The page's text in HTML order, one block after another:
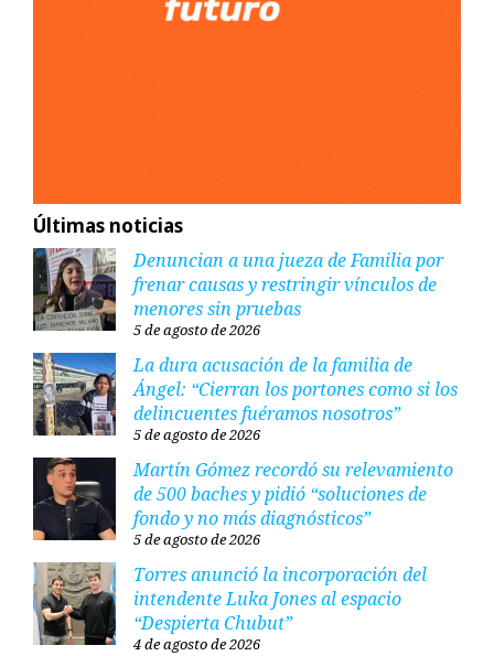
Últimas noticias
Denuncian a una jueza de Familia por
frenar causas y restringir vínculos de
menores sin pruebas
5 de agosto de 2026
La dura acusación de la familia de
Ángel: “Cierran los portones como si los
delincuentes fuéramos nosotros”
5 de agosto de 2026
Martín Gómez recordó su relevamiento
de 500 baches y pidió “soluciones de
fondo y no más diagnósticos”
5 de agosto de 2026
Torres anunció la incorporación del
intendente Luka Jones al espacio
“Despierta Chubut”
4 de agosto de 2026